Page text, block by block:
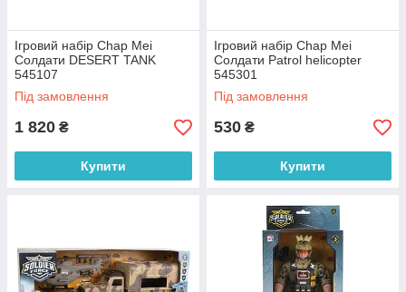
Ігровий набір Chap Mei
Солдати DESERT TANK
545107
Під замовлення
1 820 ₴
Купити
Ігровий набір Chap Mei
Солдати Patrol helicopter
545301
Під замовлення
530 ₴
Купити